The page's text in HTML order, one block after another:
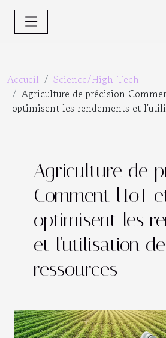
Accueil
Science/High-Tech
Agriculture de précision
optimisent les rendements et
Agriculture de
Comment l'IoT
optimisent les
et l'utilisation
ressources